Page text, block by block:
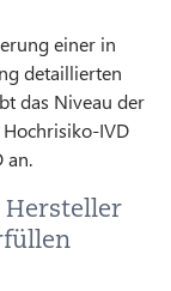
einer in
detaillierten
das Niveau der
IVD
an.